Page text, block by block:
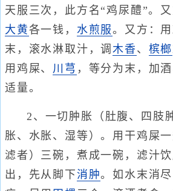
天服三次，此方名“鸡尿醴”。又
大黄各一钱， 水煎服。又方：
末，滚水淋取汁，调木香、 槟榔
用鸡屎、 川芎 ，等分为末，加
适量。
2、一切肿胀（肚腹、四肢
胀、水胀、湿等）。用干鸡屎
滤者）三碗，煮成一碗，滤汁
出，先从脚下 消肿。如水末消